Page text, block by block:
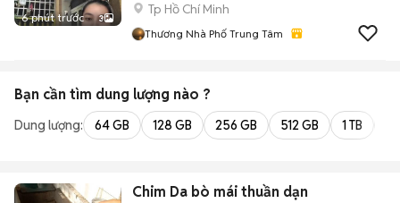
6 phút trước 3
Tp Hồ Chí Minh
Thương Nhà Phố Trung Tâm
Bạn cần tìm dung lượng nào ?
Dung lượng: 64 GB 128 GB 256 GB 512 GB 1 TB
Chim Da bò mái thuần dạn